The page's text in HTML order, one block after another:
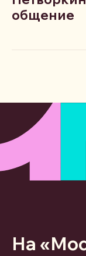
общение
На